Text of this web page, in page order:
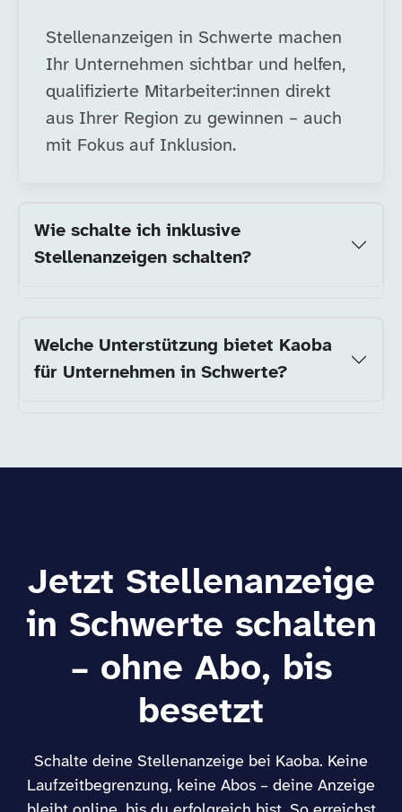
Stellenanzeigen in Schwerte machen
Ihr Unternehmen sichtbar und helfen,
qualifizierte Mitarbeiter:innen direkt
aus Ihrer Region zu gewinnen – auch
mit Fokus auf Inklusion.
Wie schalte ich inklusive
Stellenanzeigen schalten?
Welche Unterstützung bietet Kaoba
für Unternehmen in Schwerte?
Jetzt Stellenanzeige
in Schwerte schalten
– ohne Abo, bis
besetzt
Schalte deine Stellenanzeige bei Kaoba. Keine
Laufzeitbegrenzung, keine Abos – deine Anzeige